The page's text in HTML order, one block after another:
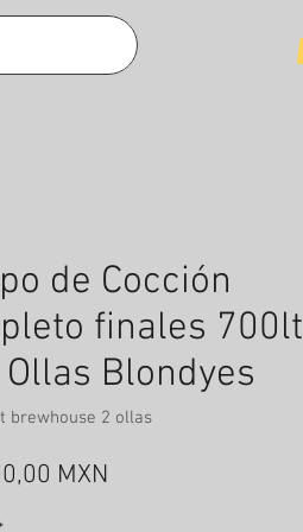
de Cocción
finales 700lt
Blondyes
brewhouse 2 ollas
MXN